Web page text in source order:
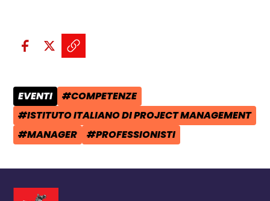
Condividi sui social:
Condividi su Facebook - apre
Condividi su X - apre una
Copia il link e condividi -
CATEGORIA POST:
EVENTI TAG:
#COMPETENZE
TAG:
#ISTITUTO ITALIANO DI PROJECT MANAGEMENT
TAG:
#MANAGER TAG:
#PROFESSIONISTI